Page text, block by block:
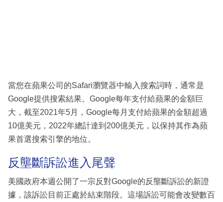
區
當您在蘋果公司的Safari瀏覽器中輸入搜索詞時，通常是
Google提供搜索結果。Google每年支付給蘋果的金額巨
大，截至2021年5月，Google每月支付給蘋果的金額超過
10億美元，2022年總計達到200億美元，以保持其作為蘋
果首選搜索引擎的地位。
反壟斷訴訟進入尾聲
美國政府本週公開了一宗反對Google的反壟斷訴訟的新證
據，該訴訟目前正處於結束階段。這場訴訟可能會改變數百